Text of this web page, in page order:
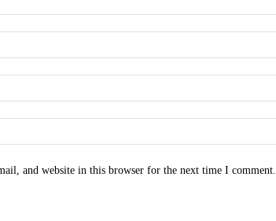
and website in this browser for the next time I comment.